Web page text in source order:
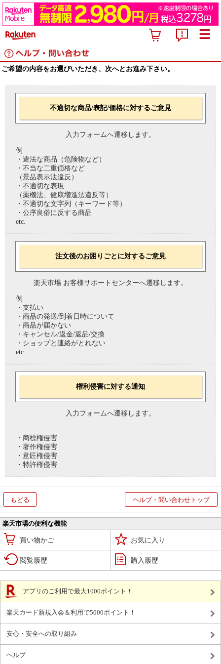
ご希望の内容をお選びいただき、次へとお進み下さい。
不適切な商品/表記/価格に対するご意見
入力フォームへ遷移します。
例
・違法な商品（危険物など）
・不当な二重価格など
（景品表示法違反）
・不適切な表現
（薬機法、健康増進法違反等）
・不適切な文字列（キーワード等）
・公序良俗に反する商品
etc.
注文後のお困りごとに対するご意見
楽天市場 お客様サポートセンターへ遷移します。
例
・支払い
・商品の発送/到着日時について
・商品が届かない
・キャンセル/返金/返品/交換
・ショップと連絡がとれない
etc.
権利侵害に対する通知
入力フォームへ遷移します。
・商標権侵害
・著作権侵害
・意匠権侵害
・特許権侵害
もどる ヘルプ・問い合わせトップ
楽天市場の便利な機能
買い物かご お気に入り
閲覧履歴 購入履歴
アプリのご利用で最大1000ポイント！
楽天カード新規入会＆利用で5000ポイント！
安心・安全への取り組み
ヘルプ